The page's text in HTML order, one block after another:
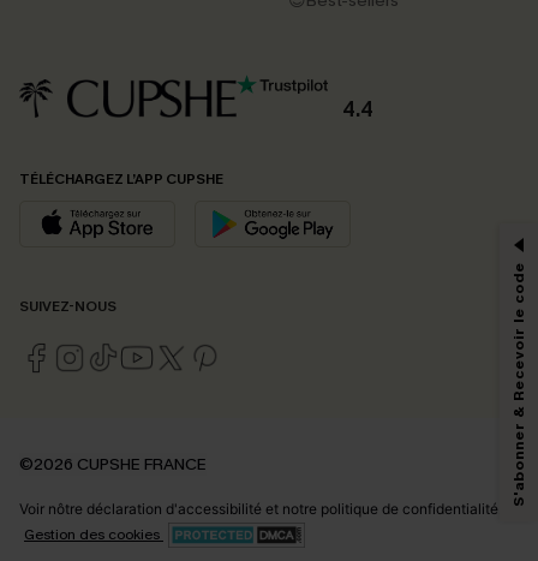
4.4
TÉLÉCHARGEZ L’APP CUPSHE
SUIVEZ-NOUS
©2026 CUPSHE FRANCE
Voir nôtre déclaration d'accessibilité et notre politique de confidentialité.
Gestion des cookies
PROFITEZ DE -15%
-15% dès 2 Achetés par E-mail
En soumettant votre adresse e-mail, vous acceptez de recevoir des e-mails
marketing (y compris du contenu généré par l'IA) de Cupshe et
personnaliser nos contenus et nos offres, et de vous recommander des
Politique de
confidentialité. Vous pouvez vous désabonner à tout moment.
S'abonner & Recevoir le code